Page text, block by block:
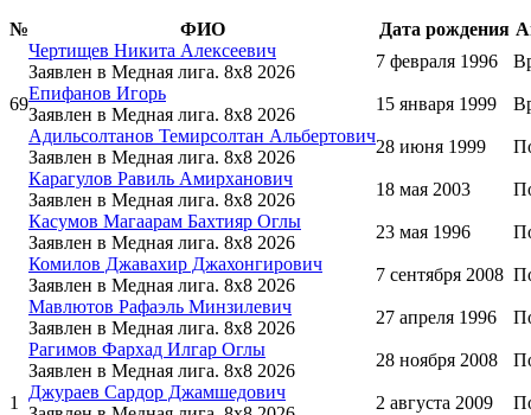
№ ФИО Дата рождения
Чертищев Никита Алексеевич
Заявлен в Медная лига. 8x8 2026
7 февраля 1996
69
Епифанов Игорь
Заявлен в Медная лига. 8x8 2026
15 января 1999
Адильсолтанов Темирсолтан Альбертович
Заявлен в Медная лига. 8x8 2026
28 июня 1999
Карагулов Равиль Амирханович
Заявлен в Медная лига. 8x8 2026
18 мая 2003
Касумов Магаарам Бахтияр Оглы
Заявлен в Медная лига. 8x8 2026
23 мая 1996
Комилов Джавахир Джахонгирович
Заявлен в Медная лига. 8x8 2026
7 сентября 2008
Мавлютов Рафаэль Минзилевич
Заявлен в Медная лига. 8x8 2026
27 апреля 1996
Рагимов Фархад Илгар Оглы
Заявлен в Медная лига. 8x8 2026
28 ноября 2008
1
Джураев Сардор Джамшедович
2 августа 2009